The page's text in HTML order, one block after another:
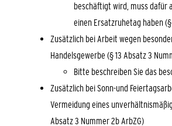
beschäftigt wird, muss dafür
einen Ersatzruhetag haben (§
Zusätzlich bei Arbeit wegen
Handelsgewerbe (§ 13 Absatz3
Bitte beschreiben Sie das
Zusätzlich bei Sonn-und
Vermeidung eines
Absatz 3 Nummer 2b ArbZG)